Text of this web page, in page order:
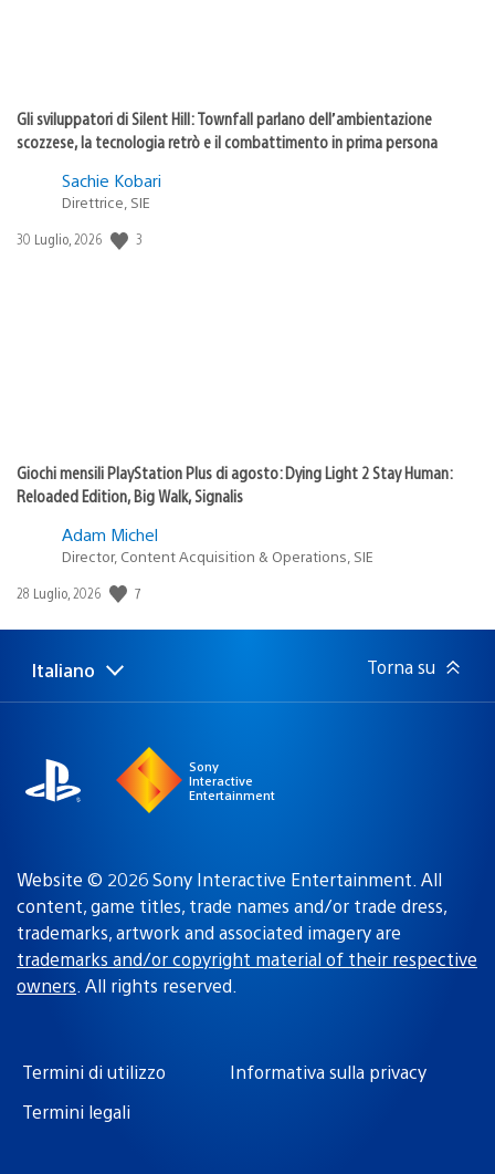
Gli sviluppatori di Silent Hill: Townfall parlano dell’ambientazione
scozzese, la tecnologia retrò e il combattimento in prima persona
Sachie Kobari
Direttrice, SIE
Data
30 Luglio, 2026 3
Giochi mensili PlayStation Plus di agosto: Dying Light 2 Stay Human:
Reloaded Edition, Big Walk, Signalis
Adam Michel
Director, Content Acquisition & Operations, SIE
Data
pubblicazione:
28 Luglio, 2026 7
Seleziona
Regione
Italiano Torna su
Sony
Interactive
Entertainment
Website © 2026 Sony Interactive Entertainment. All
content, game titles, trade names and/or trade dress,
trademarks, artwork and associated imagery are
trademarks and/or copyright material of their respective
owners. All rights reserved.
Termini di utilizzo
Informativa sulla privacy
Termini legali